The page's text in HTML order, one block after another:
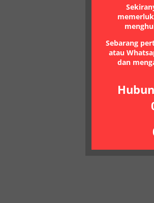
Sebarang
atau
dan